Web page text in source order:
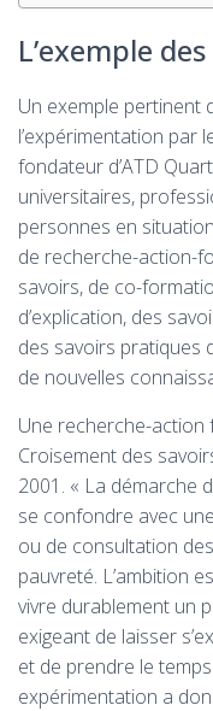
L’exemple
Un exemple pertinent
l’expérimentation par
fondateur d’ATD
universitaires,
personnes en
de recherche-action-
savoirs, de co-
d’explication, des
des savoirs pratiques
de nouvelles
Une recherche-
Croisement des
2001. « La démarche
se confondre avec
ou de consultation
pauvreté. L’ambition
vivre durablement un
exigeant de laisser
et de prendre le
expérimentation a